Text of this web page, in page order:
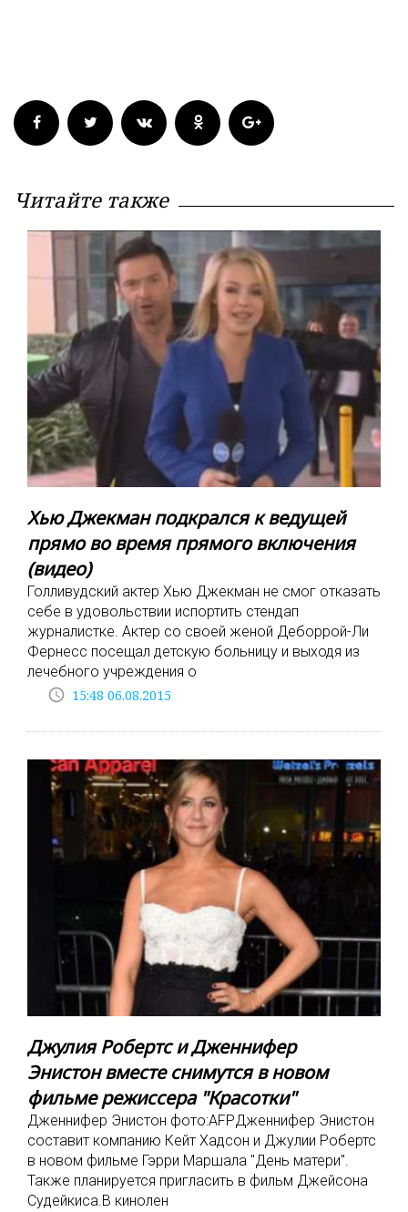
Читайте также
Хью Джекман подкрался к ведущей
прямо во время прямого включения
(видео)
Голливудский актер Хью Джекман не смог отказать
себе в удовольствии испортить стендап
журналистке. Актер со своей женой Деборрой-Ли
Фернесс посещал детскую больницу и выходя из
лечебного учреждения о
access_time 15:48 06.08.2015
Джулия Робертс и Дженнифер
Энистон вместе снимутся в новом
фильме режиссера "Красотки"
Дженнифер Энистон фото:AFPДженнифер Энистон
составит компанию Кейт Хадсон и Джулии Робертс
в новом фильме Гэрри Маршала "День матери".
Также планируется пригласить в фильм Джейсона
Судейкиса.В кинолен